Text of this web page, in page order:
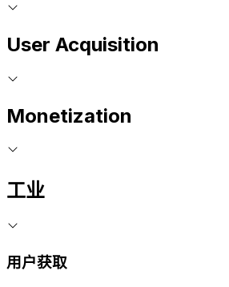
User Acquisition
Monetization
工业
用户获取